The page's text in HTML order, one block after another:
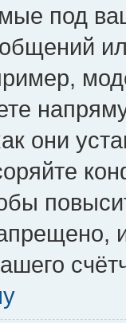
под
они